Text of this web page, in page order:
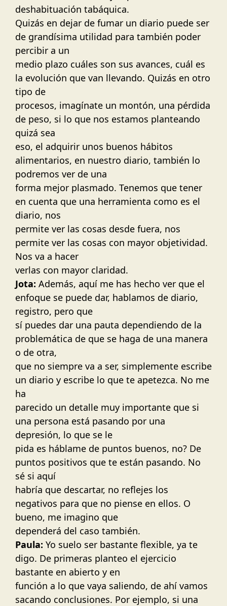
deshabituación tabáquica.
Quizás en dejar de fumar un diario puede ser
de grandísima utilidad para también poder
percibir a un
medio plazo cuáles son sus avances, cuál es
la evolución que van llevando. Quizás en otro
tipo de
procesos, imagínate un montón, una pérdida
de peso, si lo que nos estamos planteando
quizá sea
eso, el adquirir unos buenos hábitos
alimentarios, en nuestro diario, también lo
podremos ver de una
forma mejor plasmado. Tenemos que tener
en cuenta que una herramienta como es el
diario, nos
permite ver las cosas desde fuera, nos
permite ver las cosas con mayor objetividad.
Nos va a hacer
verlas con mayor claridad.
Jota: Además, aquí me has hecho ver que el
enfoque se puede dar, hablamos de diario,
registro, pero que
sí puedes dar una pauta dependiendo de la
problemática de que se haga de una manera
o de otra,
que no siempre va a ser, simplemente escribe
un diario y escribe lo que te apetezca. No me
ha
parecido un detalle muy importante que si
una persona está pasando por una
depresión, lo que se le
pida es háblame de puntos buenos, no? De
puntos positivos que te están pasando. No
sé si aquí
habría que descartar, no reflejes los
negativos para que no piense en ellos. O
bueno, me imagino que
dependerá del caso también.
Paula: Yo suelo ser bastante flexible, ya te
digo. De primeras planteo el ejercicio
bastante en abierto y en
función a lo que vaya saliendo, de ahí vamos
sacando conclusiones. Por ejemplo, si una